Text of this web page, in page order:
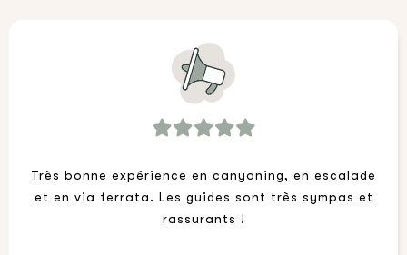
Très bonne expérience en canyoning, en escalade
et en via ferrata. Les guides sont très sympas et
rassurants !